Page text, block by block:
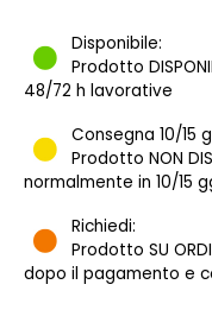
Disponibile:
Prodotto
48/72 h lavorative
Consegna 10/15
Prodotto NON
normalmente in 10/15
Richiedi:
Prodotto SU
dopo il pagamento e